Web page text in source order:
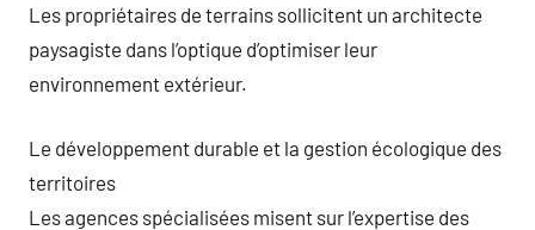
Les propriétaires de terrains sollicitent un architecte
paysagiste dans l’optique d’optimiser leur
environnement extérieur.
Le développement durable et la gestion écologique des
territoires
Les agences spécialisées misent sur l’expertise des